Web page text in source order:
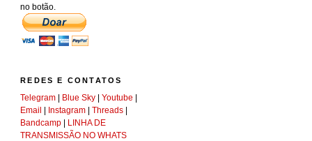
no botão.
REDES E CONTATOS
Telegram | Blue Sky |Youtube |
Email | Instagram |Threads |
Bandcamp | LINHA DE
TRANSMISSÃO NO WHATS